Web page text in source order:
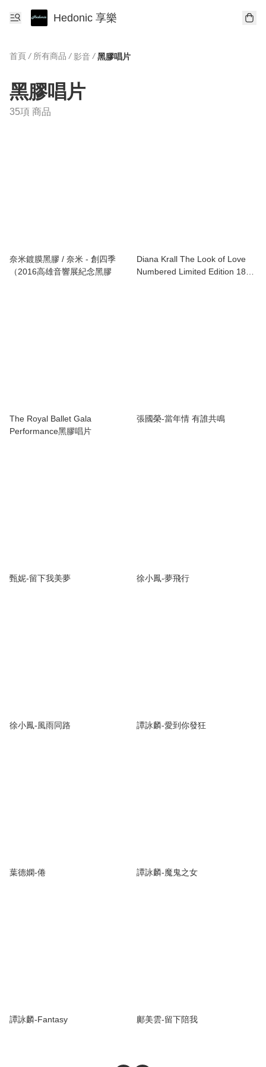
Hedonic 享樂
首頁 / 所有商品 / 影音 / 黑膠唱片
黑膠唱片
35項 商品
奈米鍍膜黑膠 / 奈米 - 創四季
（2016高雄音響展紀念黑膠
Diana Krall The Look of Love
Numbered Limited Edition 180g
The Royal Ballet Gala
Performance黑膠唱片
張國榮-當年情 有誰共鳴
甄妮-留下我美夢 徐小鳳-夢飛行
徐小鳳-風雨同路 譚詠麟-愛到你發狂
葉德嫻-倦 譚詠麟-魔鬼之女
譚詠麟-Fantasy 鄺美雲-留下陪我